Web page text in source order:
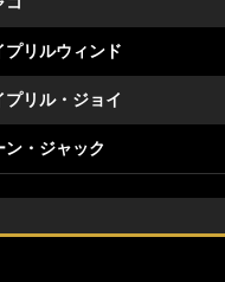
プリルウィンド
プリル・ジョイ
ン・ジャック